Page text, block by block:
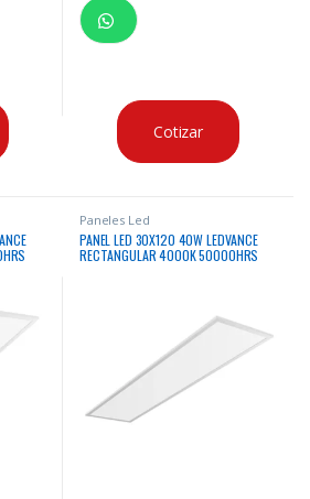
Cotizar
Paneles Led
PANEL LED 30X120 40W LEDVANCE
RECTANGULAR 4000K 50000HRS